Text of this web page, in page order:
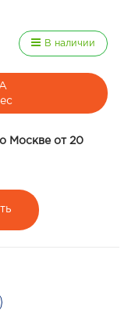
В наличии
Москве от 20